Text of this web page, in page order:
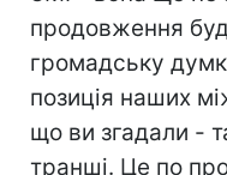
продовження
громадську
позиція наших
що ви згадали -
транші. Це по